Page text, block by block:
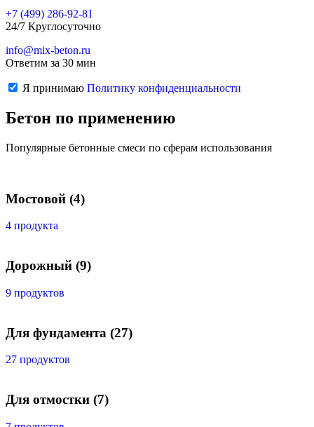
+7 (499) 286-92-81
24/7 Круглосуточно
info@mix-beton.ru
Ответим за 30 мин
Я принимаю Политику конфиденциальности
Бетон по применению
Популярные бетонные смеси по сферам использования
Мостовой (4)
4 продукта
Дорожный (9)
9 продуктов
Для фундамента (27)
27 продуктов
Для отмостки (7)